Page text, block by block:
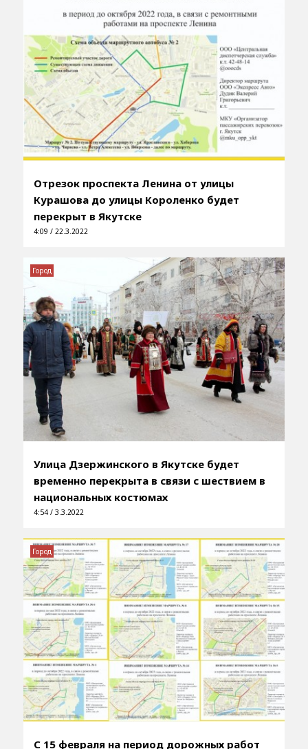
Отрезок проспекта Ленина от улицы
Курашова до улицы Короленко будет
перекрыт в Якутске
4:09 / 22.3.2022
Улица Дзержинского в Якутске будет
временно перекрыта в связи с шествием в
национальных костюмах
4:54 / 3.3.2022
Город
С 15 февраля на период дорожных работ
Город